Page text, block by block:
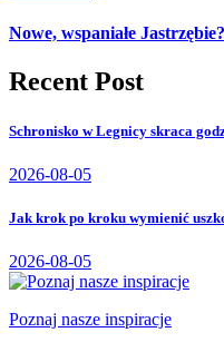
Nowe, wspaniałe
Recent Post
Schronisko w Legnicy skraca
2026-08-05
Jak krok po kroku wymienić
2026-08-05
Poznaj nasze inspiracje